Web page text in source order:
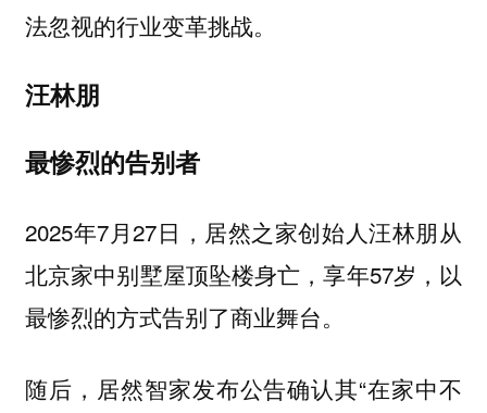
法忽视的行业变革挑战。
汪林朋
最惨烈的告别者
2025年7月27日，居然之家创始人汪林朋从
北京家中别墅屋顶坠楼身亡，享年57岁，以
最惨烈的方式告别了商业舞台。
随后，居然智家发布公告确认其“在家中不